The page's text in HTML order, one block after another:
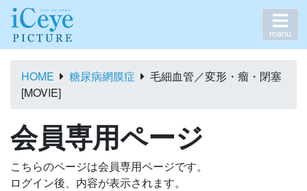
menu
HOME 糖尿病網膜症
毛細血管／変形・瘤・閉塞
[MOVIE]
会員専用ページ
こちらのページは会員専用ページです。
ログイン後、内容が表示されます。